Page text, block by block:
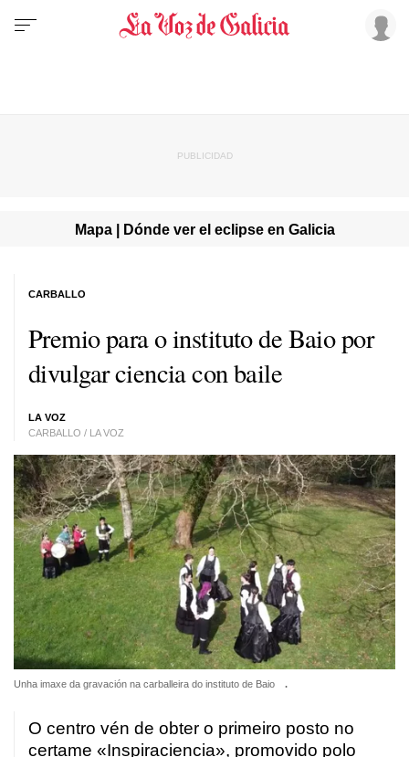
Mapa | Dónde ver el eclipse en Galicia
Premio para o instituto de Baio por
divulgar ciencia con baile
LA VOZ
CARBALLO / LA VOZ
CARBALLO
Unha imaxe da gravación na carballeira do instituto de Baio .
O centro vén de obter o primeiro posto no
certame «Inspiraciencia», promovido polo